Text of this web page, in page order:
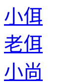
小佴
老佴
小尚